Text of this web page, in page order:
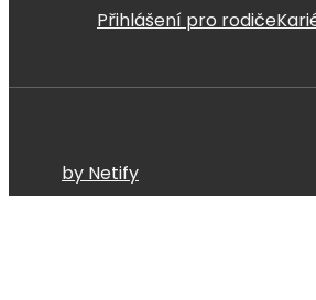
Přihlášení pro rodiče
by Netify